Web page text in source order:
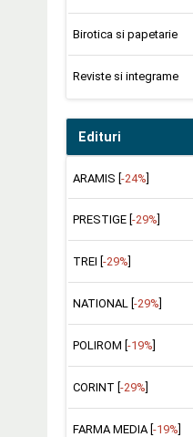
Birotica si papetarie
Reviste si integrame
Edituri
ARAMIS [-24%]
PRESTIGE [ -29%
TREI [ -29%
NATIONAL [ -29%
POLIROM [ -19%
CORINT [ -29%
FARMA MEDIA [ -19%